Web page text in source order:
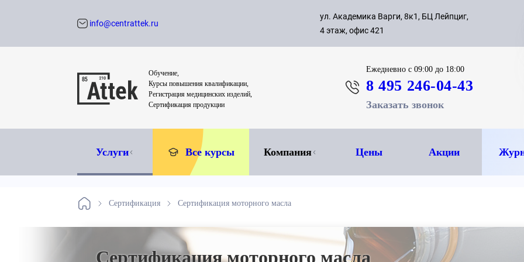
с 09:00
8 495
info@centrattek.ru
ул. Академика Варги, 8к1, БЦ Лейпциг,
4 этаж, офис 421
Обучение,
Курсы повышения квалификации,
Регистрация медицинских изделий,
Сертификация продукции
Ежедневнос 09:00 до 18:00
8 495 246-04-43
Заказать звонок
Услуги Все курсы Компания Цены Акции
Сертификация Сертификация моторного масла
Сертификация моторного масла